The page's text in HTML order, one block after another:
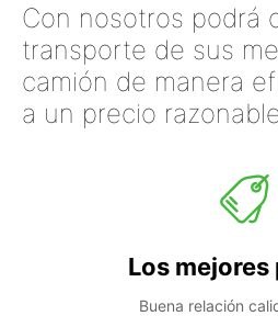
Con nosotros podrá
transporte de sus
camión de manera
a un precio
Los mejores
Buena relación